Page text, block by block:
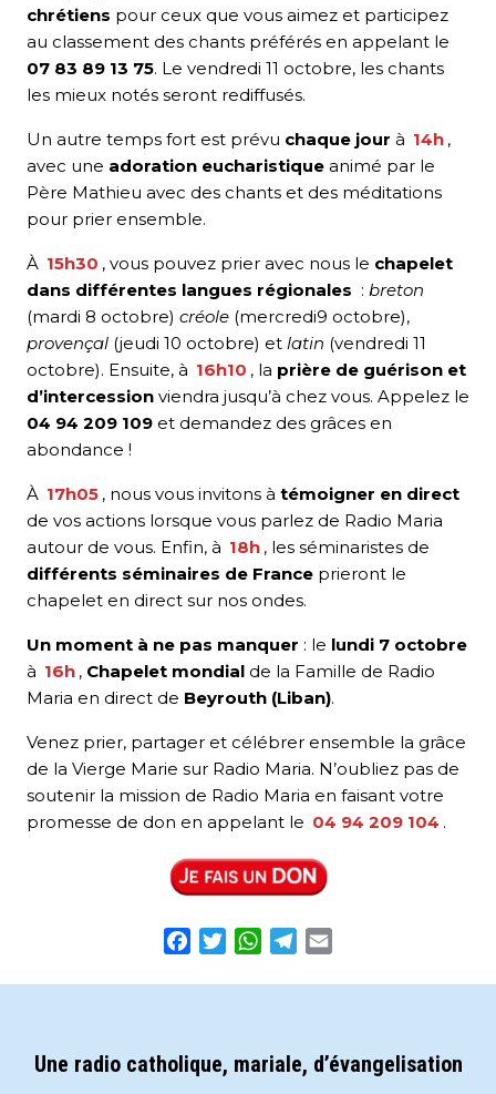
chrétiens pour ceux que vous aimez et participez
au classement des chants préférés en appelant le
07 83 89 13 75. Le vendredi 11 octobre, les chants
les mieux notés seront rediffusés.
Un autre temps fort est prévu chaque jour à 14h ,
avec une adoration eucharistique animé par le
Père Mathieu avec des chants et des méditations
pour prier ensemble.
À 15h30 , vous pouvez prier avec nous le chapelet
dans différentes langues régionales : breton
(mardi 8 octobre) créole (mercredi9 octobre),
provençal (jeudi 10 octobre) et latin (vendredi 11
octobre). Ensuite, à 16h10 , la prière de guérison et
d’intercession viendra jusqu’à chez vous. Appelez le
04 94 209 109 et demandez des grâces en
abondance !
À 17h05 , nous vous invitons à témoigner en direct
de vos actions lorsque vous parlez de Radio Maria
autour de vous. Enfin, à 18h , les séminaristes de
différents séminaires de France prieront le
chapelet en direct sur nos ondes.
Un moment à ne pas manquer : le lundi 7 octobre
à 16h , Chapelet mondial de la Famille de Radio
Maria en direct de Beyrouth (Liban).
Venez prier, partager et célébrer ensemble la grâce
de la Vierge Marie sur Radio Maria. N’oubliez pas de
soutenir la mission de Radio Maria en faisant votre
promesse de don en appelant le 04 94 209 104 .
Facebook
TwitterWhatsApp
Telegram
Une radio catholique, mariale, d’évangelisation